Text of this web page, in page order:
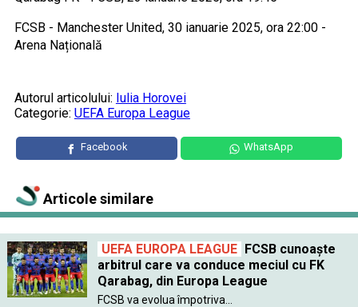
FCSB - Manchester United, 30 ianuarie 2025, ora 22:00 -
Arena Națională
Autorul articolului: Iulia Horovei
Categorie: UEFA Europa League
Facebook WhatsApp
Articole similare
UEFA EUROPA LEAGUE FCSB cunoaște
arbitrul care va conduce meciul cu FK
Qarabag, din Europa League
FCSB va evolua împotriva...